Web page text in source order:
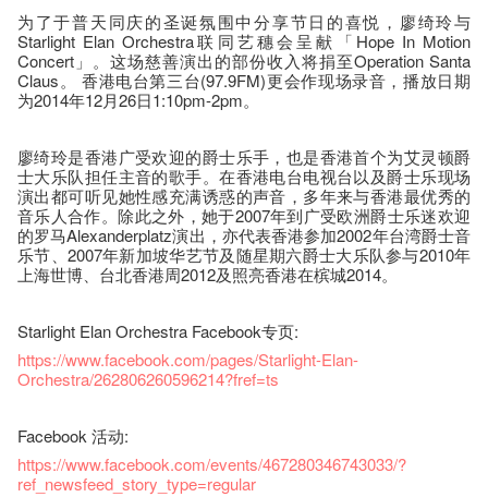
为了于普天同庆的圣诞氛围中分享节日的喜悦，廖绮玲与
Starlight Elan Orchestra联同艺穗会呈献「Hope In Motion
Concert」。这场慈善演出的部份收入将捐至Operation Santa
Claus。 香港电台第三台(97.9FM)更会作现场录音，播放日期
为2014年12月26日1:10pm-2pm。
廖绮玲是香港广受欢迎的爵士乐手，也是香港首个为艾灵顿爵
士大乐队担任主音的歌手。在香港电台电视台以及爵士乐现场
演出都可听见她性感充满诱惑的声音，多年来与香港最优秀的
音乐人合作。除此之外，她于2007年到广受欧洲爵士乐迷欢迎
的罗马Alexanderplatz演出，亦代表香港参加2002年台湾爵士音
乐节、2007年新加坡华艺节及随星期六爵士大乐队参与2010年
上海世博、台北香港周2012及照亮香港在槟城2014。
Starlight Elan Orchestra Facebook专页:
https://www.facebook.com/pages/Starlight-Elan-
Orchestra/262806260596214?fref=ts
Facebook 活动:
https://www.facebook.com/events/467280346743033/?
ref_newsfeed_story_type=regular